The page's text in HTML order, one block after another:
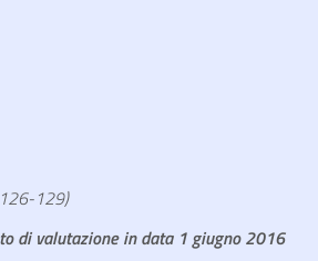
129)
di valutazione in data 1 giugno 2016